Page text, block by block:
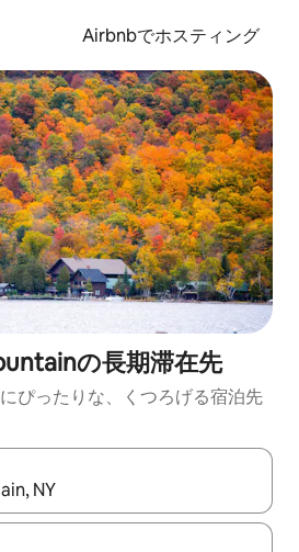
Airbnbでホスティング
の長期滞在先
ぴったりな、くつろげる宿泊先
、上下の矢印キーを使って移動するか